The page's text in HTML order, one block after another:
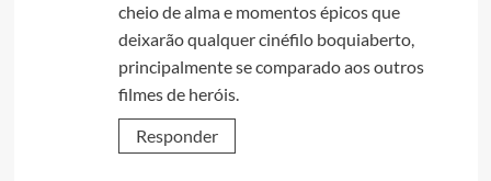
cheio de alma e momentos épicos que
deixarão qualquer cinéfilo boquiaberto,
principalmente se comparado aos outros
filmes de heróis.
Responder